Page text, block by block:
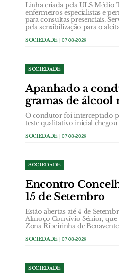
Linha criada pela ULS Médio
enfermeiros especialistas e
para consultas presenciais.
pela sensibilização para o
SOCIEDADE | 07-08-2026
SOCIEDADE
Apanhado a
gramas de álcool
O condutor foi interceptado
teste qualitativo inicial chegou
SOCIEDADE | 07-08-2026
SOCIEDADE
Encontro
15 de Setembro
Estão abertas até 4 de
Almoço Convívio Sénior, que
Zona Ribeirinha de
SOCIEDADE | 07-08-2026
SOCIEDADE